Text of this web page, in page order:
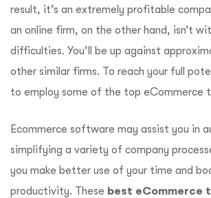
result, it’s an extremely profitable
an online firm, on the other hand, isn’t
difficulties. You’ll be up against
other similar firms. To reach your full
to employ some of the top eCommerce
Ecommerce software may assist you in
simplifying a variety of company
you make better use of your time and
productivity. These best eCommerce